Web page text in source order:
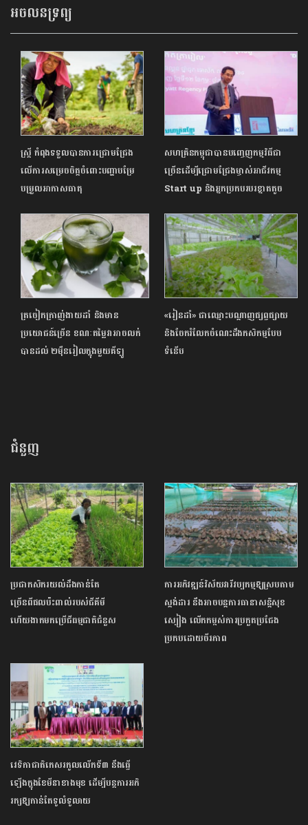
អចលនទ្រព្យ
ស្ត្រី កំពុងទទួលបានការជ្រោមជ្រែង
លើការសម្រេចចិត្តចំពោះបញ្ហាបម្រែ
បម្រួលអាកាសធាតុ
សហគ្រិនកម្ពុជាបានបញ្ចេញកម្មវិធីជា
ច្រើនដើម្បីជ្រោមជ្រែងម្ចាស់អាជីវកម្ម
Start up និងអ្នកប្រកបរបរខ្នាតតូច
ត្រចៀកក្រាញ់ងាយដាំ និងមាន
ប្រយោជន៍ច្រើន ខណៈតម្លៃវាអាចលក់
បានដល់ ២ម៉ឺនរៀលក្នុងមួយគីឡូ
«រៀនដាំ» ជាឈ្មោះបណ្តាញផ្សព្វផ្សាយ
និងចែករំលែកចំណេះដឹងកសិកម្មបែប
ទំនើប
ជំនួញ
ប្រជាកសិករយល់ដឹងកាន់តែ
ច្រើនពីផលប៉ះពាល់របស់ជីគីមី
ហើយងាកមកប្រើជីធម្មជាតិជំនួស
ការអភិវឌ្ឍន៍វិស័យវារីវប្បកម្មឱ្យស្របតាម
ស្តង់ដារ នឹងអាចបន្តការធានាសន្តិសុខ
ស្បៀង លើកកម្ពស់ការប្រកួតប្រជែង
ប្រកបដោយចីរភាព
វេទិកាជាតិកេសរកូលលើកទី៣ នឹងធ្វើ
ឡើងក្នុងខែមីនាខាងមុខ ដើម្បីបន្តការអភិ
រក្សឱ្យកាន់តែទូលំទូលាយ